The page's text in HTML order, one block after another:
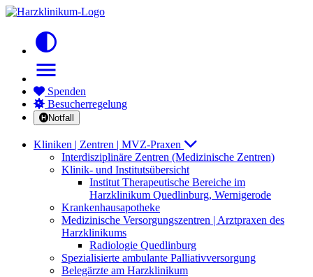
contrast
menu
Spenden
Besucherregelung
Notfall
Kliniken | Zentren | MVZ-Praxen
Interdisziplinäre Zentren (Medizinische Zentren)
Klinik- und Institutsübersicht
Institut Therapeutische Bereiche im
Harzklinikum Quedlinburg, Wernigerode
Krankenhausapotheke
Medizinische Versorgungszentren | Arztpraxen des
Harzklinikums
Radiologie Quedlinburg
Spezialisierte ambulante Palliativversorgung
Belegärzte am Harzklinikum